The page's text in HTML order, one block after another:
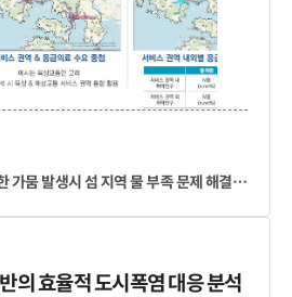
(1) 다중회귀분석을 이용한 가뭄 발생시 섬 지역 물 부족 문제 해결 (2) 섬 지역 응급의료 공백 해소를 위한 해상교통 중심 민관자원 연계 방안 (3) 평택시폭설시 우선 제설 지역 선정
의 효율적 도시폭염 대응 분석